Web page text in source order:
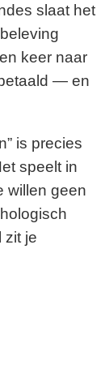
slaat het
keer naar
— en
is precies
speelt in
willen geen
zit je